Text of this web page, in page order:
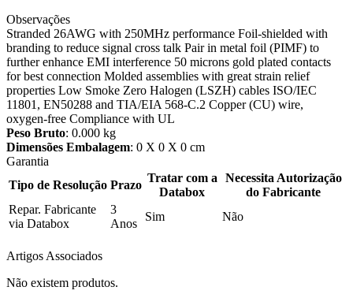
Observações
Stranded 26AWG with 250MHz performance Foil-shielded with
branding to reduce signal cross talk Pair in metal foil (PIMF) to
further enhance EMI interference 50 microns gold plated contacts
for best connection Molded assemblies with great strain relief
properties Low Smoke Zero Halogen (LSZH) cables ISO/IEC
11801, EN50288 and TIA/EIA 568-C.2 Copper (CU) wire,
oxygen-free Compliance with UL
Peso Bruto: 0.000 kg
Dimensões Embalagem: 0 X 0 X 0 cm
Garantia
Tipo de Resolução Prazo
Tratar com a
Databox
Necessita Autorização
do Fabricante
Repar. Fabricante
via Databox
3
Anos
Sim Não
Artigos Associados
Não existem produtos.